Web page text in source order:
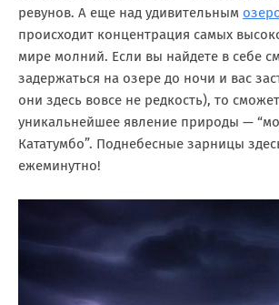
ревунов. А еще над удивительным
происходит концентрация самых
мире молний. Если вы найдете в себе
задержаться на озере до ночи и вас
они здесь вовсе не редкость), то
уникальнейшее явление природы —
Кататумбо”. Поднебесные зарницы
ежеминутно!